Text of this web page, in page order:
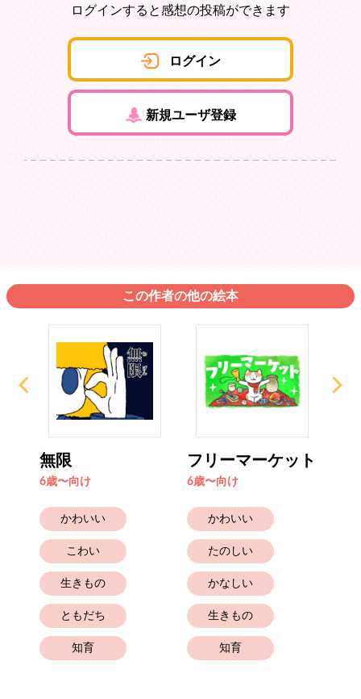
ログインすると感想の投稿ができます
ログイン
新規ユーザ登録
この作者の他の絵本
無限
6歳〜向け
かわいい
こわい
生きもの
ともだち
知育
フリーマーケット
6歳〜向け
かわいい
たのしい
かなしい
生きもの
知育